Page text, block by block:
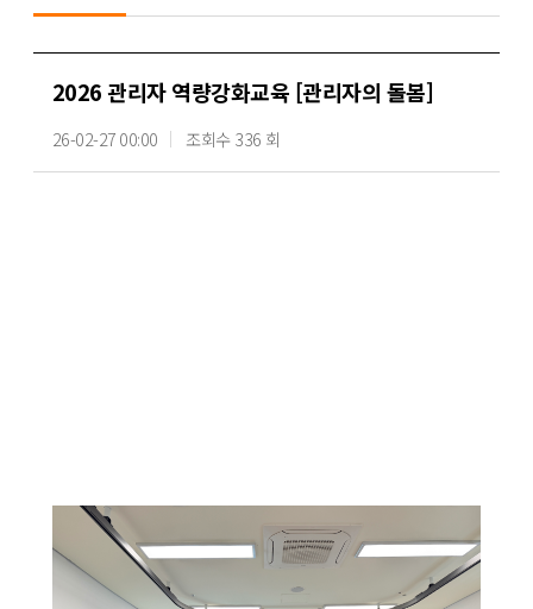
2026 관리자 역량강화교육 [관리자의 돌봄]
26-02-27 00:00 조회수 336 회